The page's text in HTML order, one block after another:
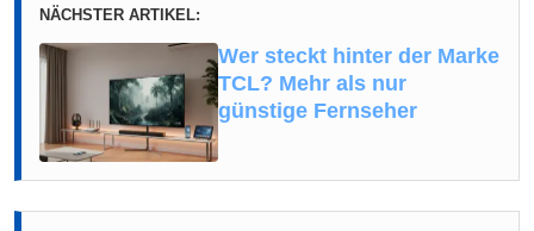
NÄCHSTER ARTIKEL:
Wer steckt hinter der Marke
TCL? Mehr als nur
günstige Fernseher